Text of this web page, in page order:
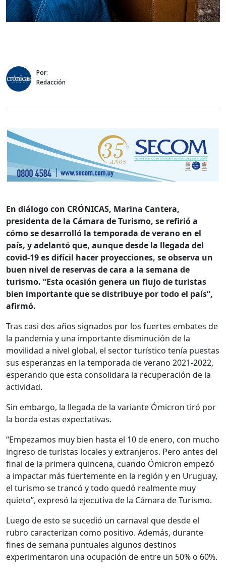
Por:
Redacción
En diálogo con CRÓNICAS, Marina Cantera,
presidenta de la Cámara de Turismo, se refirió a
cómo se desarrolló la temporada de verano en el
país, y adelantó que, aunque desde la llegada del
covid-19 es difícil hacer proyecciones, se observa un
buen nivel de reservas de cara a la semana de
turismo. “Esta ocasión genera un flujo de turistas
bien importante que se distribuye por todo el país”,
afirmó.
Tras casi dos años signados por los fuertes embates de
la pandemia y una importante disminución de la
movilidad a nivel global, el sector turístico tenía puestas
sus esperanzas en la temporada de verano 2021-2022,
esperando que esta consolidara la recuperación de la
actividad.
Sin embargo, la llegada de la variante Ómicron tiró por
la borda estas expectativas.
“Empezamos muy bien hasta el 10 de enero, con mucho
ingreso de turistas locales y extranjeros. Pero antes del
final de la primera quincena, cuando Ómicron empezó
a impactar más fuertemente en la región y en Uruguay,
el turismo se trancó y todo quedó realmente muy
quieto”, expresó la ejecutiva de la Cámara de Turismo.
Luego de esto se sucedió un carnaval que desde el
rubro caracterizan como positivo. Además, durante
fines de semana puntuales algunos destinos
experimentaron una ocupación de entre un 50% o 60%.